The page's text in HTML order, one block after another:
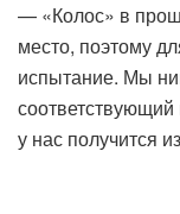
— «Колос» в
место, поэтому
испытание. Мы
соответствующий
у нас получится